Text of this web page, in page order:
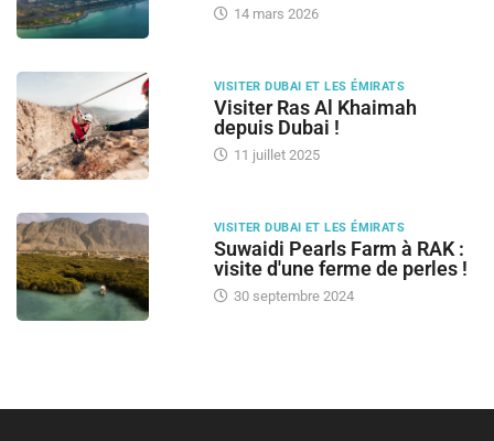
14 mars 2026
VISITER DUBAI ET LES ÉMIRATS
Visiter Ras Al Khaimah
depuis Dubai !
11 juillet 2025
VISITER DUBAI ET LES ÉMIRATS
Suwaidi Pearls Farm à RAK :
visite d'une ferme de perles !
30 septembre 2024